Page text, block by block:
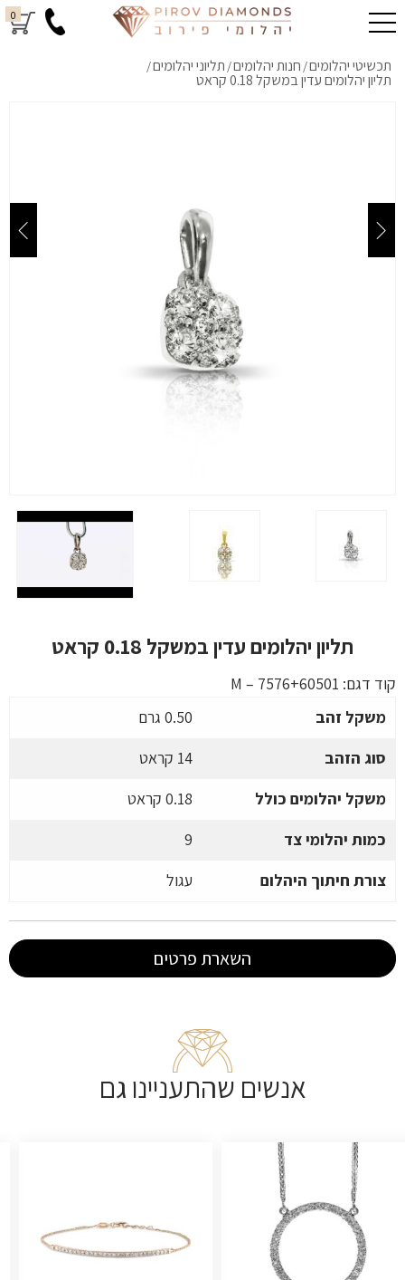
0
תכשיטי יהלומים/ חנות יהלומים/ תליוני יהלומים/
תליון יהלומים עדין במשקל 0.18 קראט
תליון יהלומים עדין במשקל 0.18 קראט
קוד דגם: M – 7576+60501
משקל זהב
0.50 גרם
סוג הזהב
14 קראט
משקל יהלומים כולל
0.18 קראט
כמות יהלומי צד
9
צורת חיתוך היהלום
עגול
השארת פרטים
אנשים שהתעניינו גם